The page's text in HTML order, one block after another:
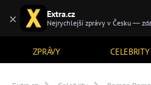
ZPRÁVY CELEBRITY
× Extra.cz
Nejrychlejší zprávy v Česku —